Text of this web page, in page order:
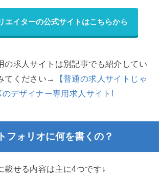
エイターの公式サイトはこちらから
の求人サイトは別記事でも紹介してい
てください→
【普通の求人サイトじゃ
デザイナー専用求人サイト!
フォリオに何を書くの？
載せる内容は主に4つです↓